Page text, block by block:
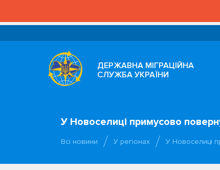
ДЕРЖАВНА МІГРАЦІЙНА
СЛУЖБА УКРАЇНИ
У Новоселиці примусово
Всі новини У регіонах У Новоселиці